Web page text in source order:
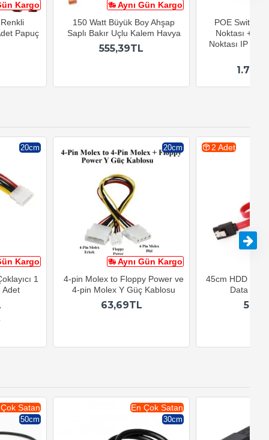
Kargo
Papuç
Aynı Gün Kargo
150 Watt Büyük Boy Ahşap
Saplı Bakır Uçlu Kalem Havya
555,39TL
POE Switch 8
Noktası + 2
Noktası IP
Kargo
20cm
1
Adet
Aynı Gün Kargo
20cm
4-pin Molex to Floppy Power ve
4-pin Molex Y Güç Kablosu
63,69TL
2 Adet
45cm HDD
Data
Satan
50cm
En Çok Satan
30cm